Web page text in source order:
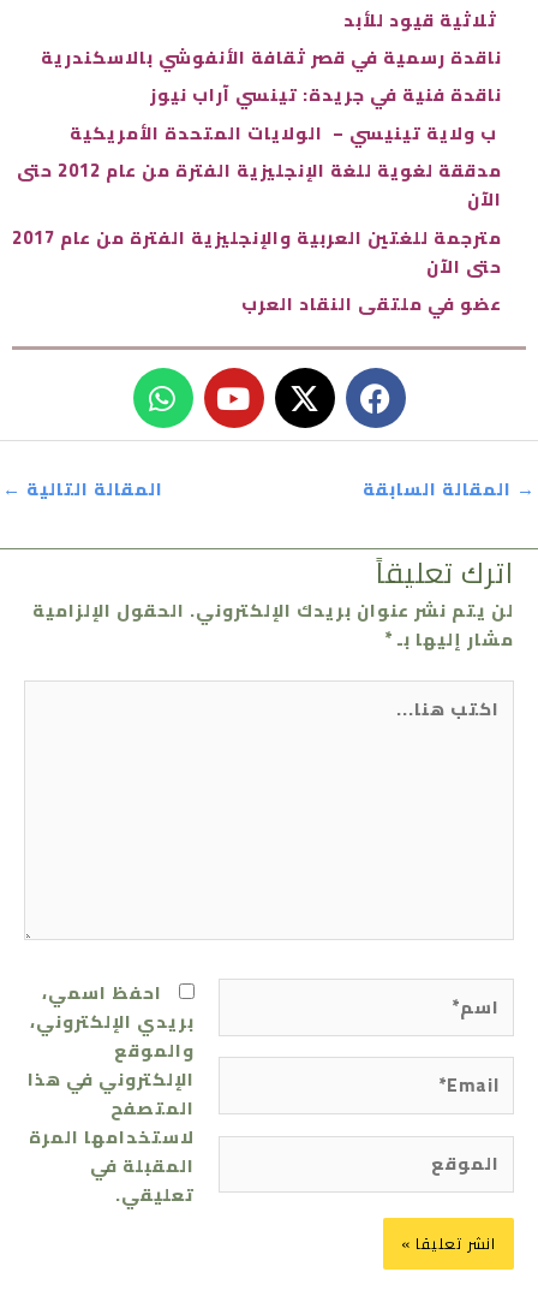
ثلاثية قيود للأبد
ناقدة رسمية في قصر ثقافة الأنفوشي بالاسكندرية
ناقدة فنية في جريدة: تينسي آراب نيوز
ب ولاية تينيسي – الولايات المتحدة الأمريكية
مدققة لغوية للغة الإنجليزية الفترة من عام 2012 حتى
الآن
مترجمة للغتين العربية والإنجليزية الفترة من عام 2017
حتى الآن
عضو في ملتقى النقاد العرب
u
t
u
e
W
h
a
t
s
p
p
→ المقالة السابقة المقالة التالية ←
اترك تعليقاً
لن يتم نشر عنوان بريدك الإلكتروني. الحقول الإلزامية
مشار إليها بـ*
هنا...
اسم*
الموقع
احفظ اسمي،
بريدي الإلكتروني،
والموقع
الإلكتروني في هذا
المتصفح
لاستخدامها المرة
المقبلة في
تعليقي.